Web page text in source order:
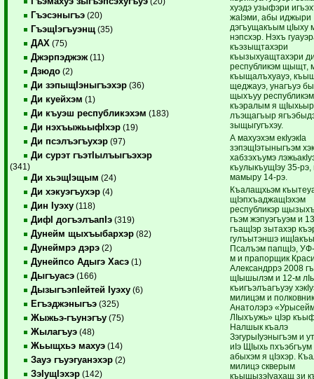
Гъэсэныгъэ (20)
ГъэщIэгъуэнщ (35)
ДАХ (75)
Джэрпэджэж (11)
Дзюдо (2)
Ди зэпыщIэныгъэхэр (36)
Ди куейхэм (1)
Ди къуэш республикэхэм (183)
Ди нэхъыжьыфIхэр (19)
Ди псэлъэгъухэр (97)
Ди сурэт гъэтIылъыгъэхэр
(341)
Ди хьэщIэщым (24)
Ди хэкуэгъухэр (4)
Дин Iуэху (118)
ДифI догъэлъапIэ (319)
Дунейм щыхъыбархэр (82)
Дунеймрэ дэрэ (2)
Дунейпсо Адыгэ Хасэ (1)
Дыгъуасэ (166)
ДызыгъэпIейтей Iуэху (6)
Егъэджэныгъэ (325)
Жыжьэ-гъунэгъу (75)
Жылагъуэ (48)
Жьыщхьэ махуэ (14)
Зауэ гъуэгуанэхэр (2)
ЗэIущIэхэр (142)
хуэдэ узыфэри
жаIэми, абы иджыри
дэгъущакъым цIыху
нэпсхэр. Нэхъ
къэзыщтахэри
къызыхуащтахэри
республикэм щыщт,
къыщалъхуауэ,
щеджауэ, унагъуэ
щыхъуу
къэралым я
лъэщагъыр
зыщыгугъхэу.
А махуэхэм екIуэкIа
зэпэщIэтыныгъэм
хабзэхъумэ
къулыкъущIэу 35-рэ,
мамыру 14-рэ.
Къалащхьэм
щIэпхъаджащIэхэм
республикэр
гъэм жэпуэгъуэм и
гъащIэр зытахэр
гулъытэншэ
Псалъэм папщIэ,
м и прапорщик
Александррэ 2008
щIышылэм и 12-м
къигъэлъагъуэу
милицэм и
Анатолэрэ
ЛIыхъужь» цIэр
Налшык къалэ
ЗэгурыIуэныгъэм и
иIэ ЩIыхь пхъэбгъум
абыхэм я цIэхэр.
милицэ скверым
къыщызэIуахащ зи